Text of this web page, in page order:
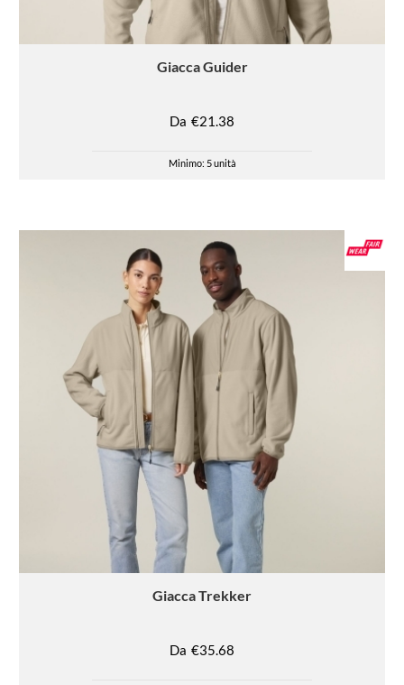
GiaccaGuider
Da €21.38
Minimo: 5 unità
GiaccaTrekker
Da €35.68